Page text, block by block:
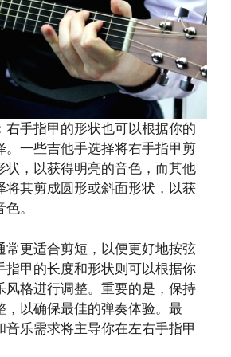
右手指甲的形状也可以根据你的
。一些吉他手选择将右手指甲剪
状，以获得明亮的音色，而其他
将其剪成圆形或斜面形状，以获
。
常更适合剪短，以便更好地按弦
指甲的长度和形状则可以根据你
风格进行调整。重要的是，保持
，以确保最佳的弹奏体验。最
音乐需求将主导你在左右手指甲